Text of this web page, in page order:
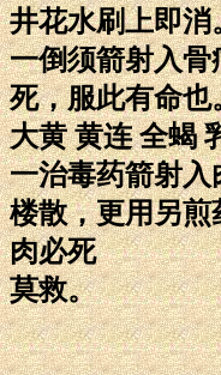
井花水刷上即消
一倒须箭射入
死，服此有命也
大黄 黄连 全蝎
一治毒药箭射
楼散，更用另
肉必死
莫救。